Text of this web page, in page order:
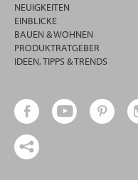
NEUIGKEITEN
EINBLICKE
BAUEN & WOHNEN
PRODUKTRATGEBER
IDEEN, TIPPS & TRENDS